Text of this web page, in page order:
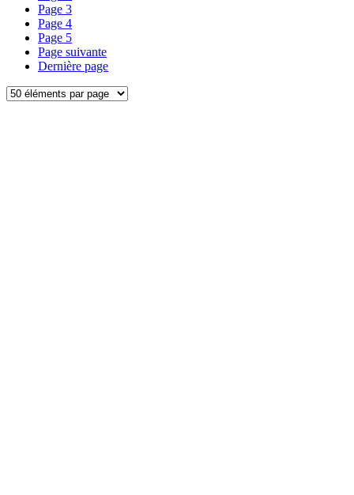
Page 3
Page 4
Page 5
Page suivante
Dernière page